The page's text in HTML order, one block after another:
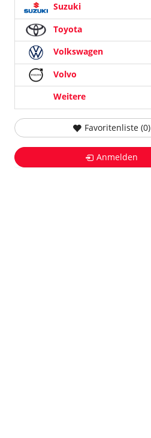
Suzuki
Toyota
Volkswagen
Volvo
Weitere
Favoritenliste (0)
Anmelden